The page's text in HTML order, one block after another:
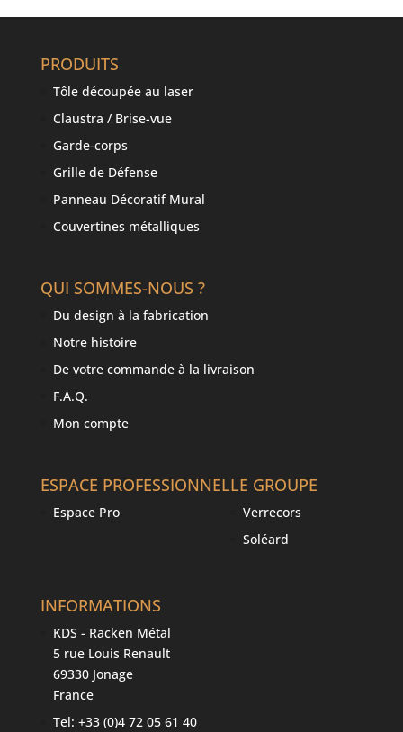
PRODUITS
Tôle découpée au laser
Claustra / Brise-vue
Garde-corps
Grille de Défense
Panneau Décoratif Mural
Couvertines métalliques
QUI SOMMES-NOUS ?
Du design à la fabrication
Notre histoire
De votre commande à la livraison
F.A.Q.
Mon compte
ESPACE PROFESSIONNEL
Espace Pro
LE GROUPE
Verrecors
Soléard
INFORMATIONS
KDS - Racken Métal
5 rue Louis Renault
69330 Jonage
France
Tel: +33 (0)4 72 05 61 40